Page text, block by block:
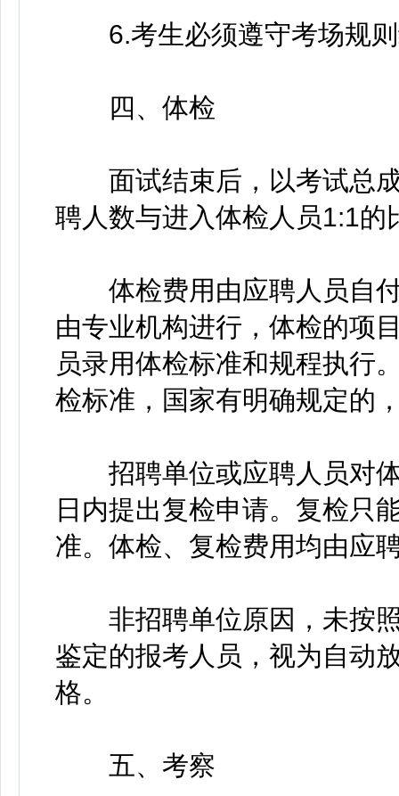
6.考生必须遵守考场规则
四、体检
面试结束后，以考试总成
聘人数与进入体检人员1:1
体检费用由应聘人员自付
由专业机构进行，体检的项
员录用体检标准和规程执行
检标准，国家有明确规定的
招聘单位或应聘人员对体
日内提出复检申请。复检只
准。体检、复检费用均由应
非招聘单位原因，未按照
鉴定的报考人员，视为自动
格。
五、考察